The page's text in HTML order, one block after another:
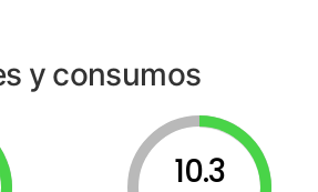
y consumos
10.3